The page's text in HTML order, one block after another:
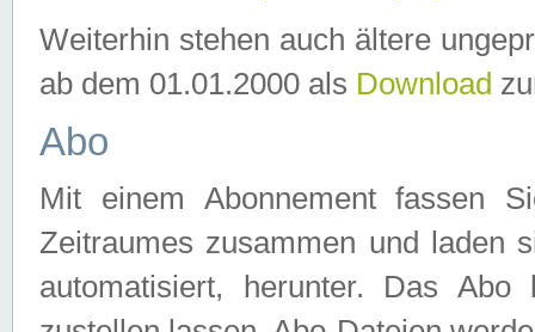
Weiterhin stehen auch ältere
ab dem 01.01.2000 als Download
Abo
Mit einem Abonnement fassen
Zeitraumes zusammen und laden
automatisiert, herunter. Das